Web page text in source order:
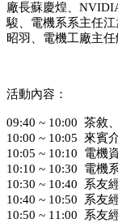
廠長蘇慶煌、
駿、電機系系主任
昭羽、電機工廠主
活動內容：
09:40 ~ 10:00 茶敘
10:00 ~ 10:05 來賓
10:05 ~ 10:10 電機
10:10 ~ 10:30 電機
10:30 ~ 10:40 系友
10:40 ~ 10:50 系友
10:50 ~ 11:00 系友